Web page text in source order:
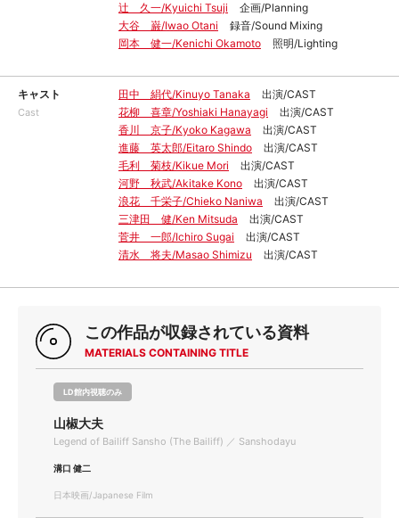
辻 久一/Kyuichi Tsuji
企画/Planning
大谷 巌/Iwao Otani
録音/Sound Mixing
岡本 健一/Kenichi Okamoto
照明/Lighting
キャスト
Cast
田中 絹代/Kinuyo Tanaka
出演/CAST
花柳 喜章/Yoshiaki Hanayagi
出演/CAST
香川 京子/Kyoko Kagawa
出演/CAST
進藤 英太郎/Eitaro Shindo
出演/CAST
毛利 菊枝/Kikue Mori
出演/CAST
河野 秋武/Akitake Kono
出演/CAST
浪花 千栄子/Chieko Naniwa
出演/CAST
三津田 健/Ken Mitsuda
出演/CAST
菅井 一郎/Ichiro Sugai
出演/CAST
清水 将夫/Masao Shimizu
出演/CAST
この作品が収録されている資料
MATERIALS CONTAINING TITLE
LD館内視聴のみ
山椒大夫
Legend of Bailiff Sansho (The Bailiff) ／ Sanshodayu
溝口 健二
日本映画/Japanese Film